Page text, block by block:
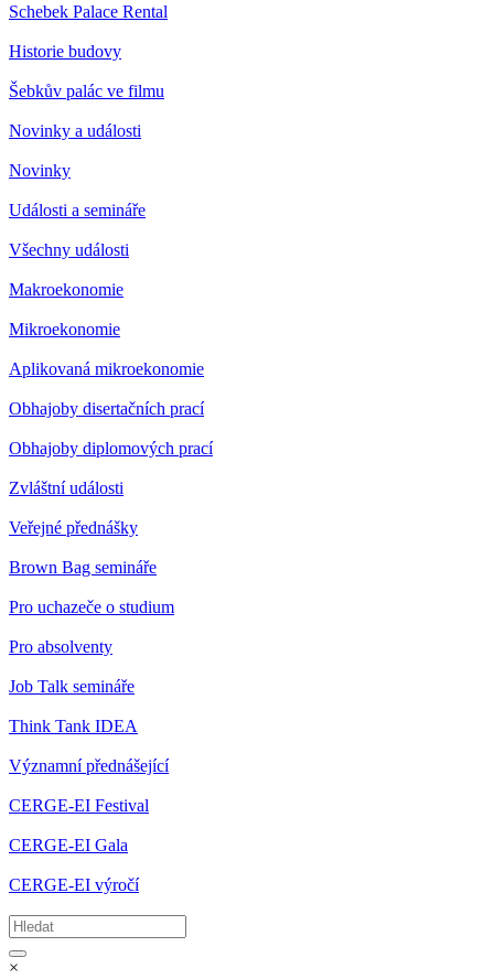
Schebek Palace Rental
Historie budovy
Šebkův palác ve filmu
Novinky a události
Novinky
Události a semináře
Všechny události
Makroekonomie
Mikroekonomie
Aplikovaná mikroekonomie
Obhajoby disertačních prací
Obhajoby diplomových prací
Zvláštní události
Veřejné přednášky
Brown Bag semináře
Pro uchazeče o studium
Pro absolventy
Job Talk semináře
Think Tank IDEA
Významní přednášející
CERGE-EI Festival
CERGE-EI Gala
CERGE-EI výročí
×